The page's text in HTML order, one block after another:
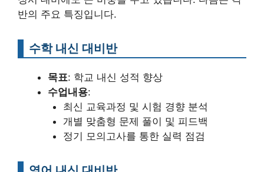
반의 주요 특징입니다.
수학 내신 대비반
목표: 학교 내신 성적 향상
수업내용:
최신 교육과정 및 시험 경향 분석
개별 맞춤형 문제 풀이 및 피드백
정기 모의고사를 통한 실력 점검